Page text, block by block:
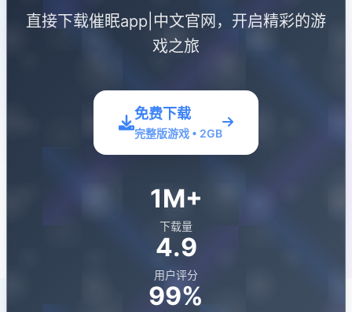
直接下载催眠app|中文官网，开启精彩的游
戏之旅
免费下载
完整版游戏 • 2GB
1M+
下载量
4.9
用户评分
99%